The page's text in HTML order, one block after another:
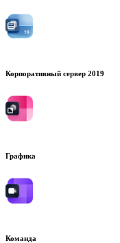
Корпоративный сервер 2019
Графика
Команда